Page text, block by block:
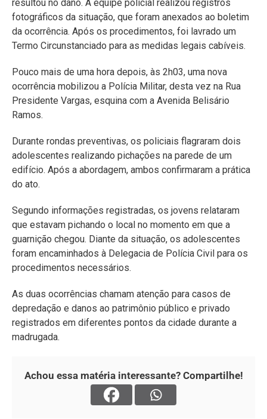
resultou no dano. A equipe policial realizou registros
fotográficos da situação, que foram anexados ao boletim
da ocorrência. Após os procedimentos, foi lavrado um
Termo Circunstanciado para as medidas legais cabíveis.
Pouco mais de uma hora depois, às 2h03, uma nova
ocorrência mobilizou a Polícia Militar, desta vez na Rua
Presidente Vargas, esquina com a Avenida Belisário
Ramos.
Durante rondas preventivas, os policiais flagraram dois
adolescentes realizando pichações na parede de um
edifício. Após a abordagem, ambos confirmaram a prática
do ato.
Segundo informações registradas, os jovens relataram
que estavam pichando o local no momento em que a
guarnição chegou. Diante da situação, os adolescentes
foram encaminhados à Delegacia de Polícia Civil para os
procedimentos necessários.
As duas ocorrências chamam atenção para casos de
depredação e danos ao patrimônio público e privado
registrados em diferentes pontos da cidade durante a
madrugada.
Achou essa matéria interessante? Compartilhe!